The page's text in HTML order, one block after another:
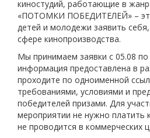
киностудий, работающие в
«ПОТОМКИ ПОБЕДИТЕЛЕЙ» –
детей и молодежи заявить
сфере кинопроизводства.
Мы принимаем заявки с 05.08 по
информация предоставлена в
проходите по одноименной
требованиями, условиями и
победителей призами. Для
мероприятии не нужно платить
не проводится в коммерческих